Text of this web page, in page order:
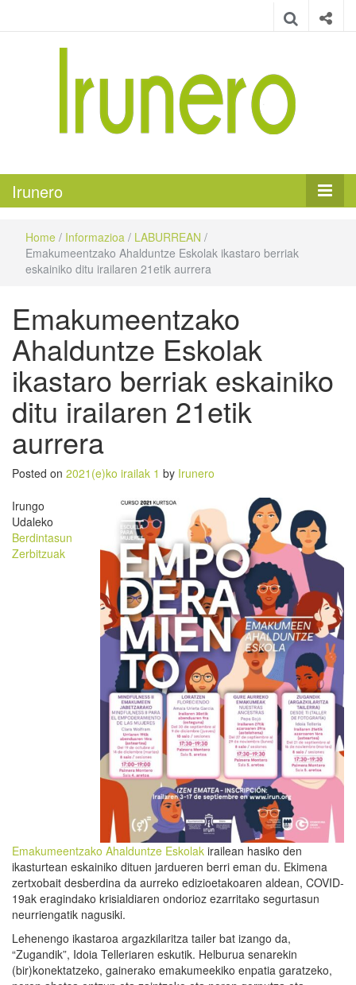
Irunero
Home / Informazioa / LABURREAN /
Emakumeentzako Ahalduntze Eskolak ikastaro berriak
eskainiko ditu irailaren 21etik aurrera
Emakumeentzako
Ahalduntze Eskolak
ikastaro berriak eskainiko
ditu irailaren 21etik
aurrera
Posted on 2021(e)ko irailak 1 by Irunero
Irungo
Udaleko
Berdintasun
Zerbitzuak
Emakumeentzako Ahalduntze Eskolak irailean hasiko den
ikasturtean eskainiko dituen jardueren berri eman du. Ekimena
zertxobait desberdina da aurreko edizioetakoaren aldean, COVID-
19ak eragindako krisialdiaren ondorioz ezarritako segurtasun
neurriengatik nagusiki.
Lehenengo ikastaroa argazkilaritza tailer bat izango da,
“Zugandik”, Idoia Telleriaren eskutik. Helburua senarekin
(bir)konektatzeko, gainerako emakumeekiko enpatia garatzeko,